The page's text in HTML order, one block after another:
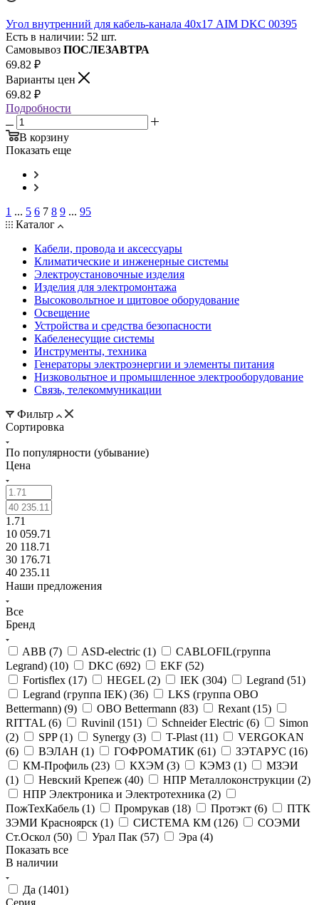
Угол внутренний для кабель-канала 40х17 AIM DKC 00395
Есть в наличии: 52 шт.
Самовывоз ПОСЛЕЗАВТРА
69.82 ₽
Варианты цен
69.82 ₽
Подробности
В корзину
Показать еще
1 ... 5 6 7 8 9 ... 95
Каталог
Кабели, провода и аксессуары
Климатические и инженерные системы
Электроустановочные изделия
Изделия для электромонтажа
Высоковольтное и щитовое оборудование
Освещение
Устройства и средства безопасности
Кабеленесущие системы
Инструменты, техника
Генераторы электроэнергии и элементы питания
Низковольтное и промышленное электрооборудование
Связь, телекоммуникации
Фильтр
Сортировка
По популярности (убывание)
Цена
1.71
10 059.71
20 118.71
30 176.71
40 235.11
Наши предложения
Все
Бренд
ABB (7) ASD-electric (1)
CABLOFIL(группа
Legrand) (10) DKC (692) EKF (52)
Fortisflex (17) HEGEL (2) IEK (304) Legrand (51)
Legrand (группа IEK) (36)
LKS (группа OBO
Bettermann) (9) OBO Bettermann (83) Rexant (15)
RITTAL (6) Ruvinil (151) Schneider Electric (6)
Simon
(2) SPP (1) Synergy (3) T-Plast (11)
VERGOKAN
(6) ВЭЛАН (1) ГОФРОМАТИК (61) ЗЭТАРУС (16)
КМ-Профиль (23) КХЭМ (3) КЭМЗ (1)
МЗЭИ
(1) Невский Крепеж (40) НПР Металлоконструкции (2)
НПР Электроника и Электротехника (2)
ПожТехКабель (1) Промрукав (18) Протэкт (6)
ПТК
ЗЭМИ Красноярск (1) СИСТЕМА КМ (126)
СОЭМИ
Ст.Оскол (50) Урал Пак (57) Эра (4)
Показать все
В наличии
Да (1401)
Серия